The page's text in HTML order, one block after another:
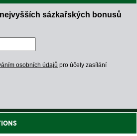
sázkařských bonusů
osobních údajů pro účely zasílání